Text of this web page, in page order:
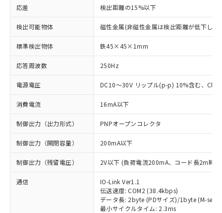
応差 検出距離の15%以下
検出可能物体 磁性金属(非磁性金属は検出距離が低下しま
標準検出物体 鉄45×45×1mm
応答周波数 250Hz
電源電圧 DC10～30V リップル(p-p) 10%含む、
消費電流 16mA以下
制御出力（出力形式） PNPオープンコレクタ
制御出力（開閉容量） 200mA以下
制御出力（残留電圧） 2V以下 (負荷電流200mA、コード長2m時)
通信
IO-Link Ver1.1
伝送速度: COM2 (38.4kbps)
データ長: 2byte (PDサイズ)/1byte (M-
最小サイクルタイム: 2.3ms